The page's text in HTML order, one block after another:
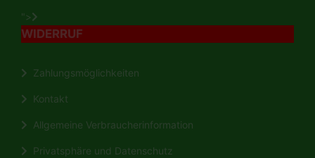
">
WIDERRUF
Zahlungsmöglichkeiten
Kontakt
Allgemeine Verbraucherinformation
Privatsphäre und Datenschutz